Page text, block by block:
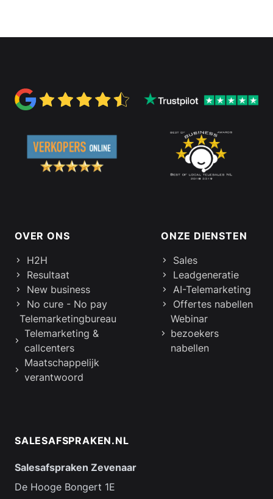
Footer links en informatie
OVER ONS
H2H
Resultaat
New business
No cure - No pay
Telemarketingbureau
Telemarketing &
callcenters
Maatschappelijk
verantwoord
ONZE DIENSTEN
Sales
Leadgeneratie
AI-Telemarketing
Offertes nabellen
Webinar
bezoekers
nabellen
SALESAFSPRAKEN.NL
Salesafspraken Zevenaar
De Hooge Bongert 1E